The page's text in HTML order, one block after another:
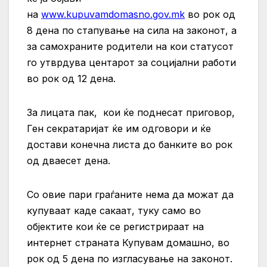
на www.kupuvamdomasno.gov.mk во рок од
8 дена по стапување на сила на законот, а
за самохраните родители на кои статусот
го утврдува центарот за социјални работи
во рок од 12 дена.
За лицата пак, кои ќе поднесат приговор,
Ген секратаријат ќе им одговори и ќе
достави конечна листа до банките во рок
од дваесет дена.
Со овие пари граѓаните нема да можат да
купуваат каде сакаат, туку само во
објектите кои ќе се регистрираат на
интернет страната Купувам домашно, во
рок од 5 дена по изгласување на законот.